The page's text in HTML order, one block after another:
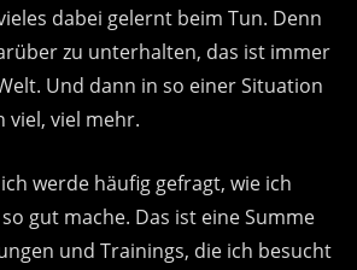
dabei gelernt beim Tun. Denn
zu unterhalten, das ist immer
Und dann in so einer Situation
viel, viel mehr.
werde häufig gefragt, wie ich
gut mache. Das ist eine Summe
und Trainings, die ich besucht